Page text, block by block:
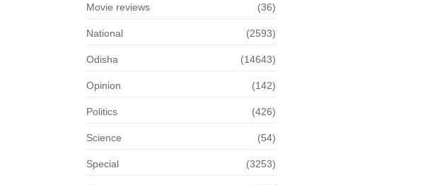
Movie reviews (36)
National (2593)
Odisha (14643)
Opinion (142)
Politics (426)
Science (54)
Special (3253)